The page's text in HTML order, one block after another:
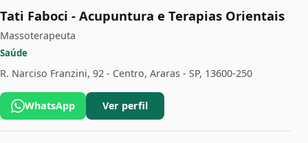
Tati Faboci - Acupuntura e Terapias Orientais
Massoterapeuta
Saúde
R. Narciso Franzini, 92 - Centro, Araras - SP, 13600-250
WhatsApp Ver perfil